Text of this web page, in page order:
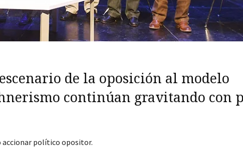
de la oposición al modelo
continúan gravitando con
accionar político opositor.